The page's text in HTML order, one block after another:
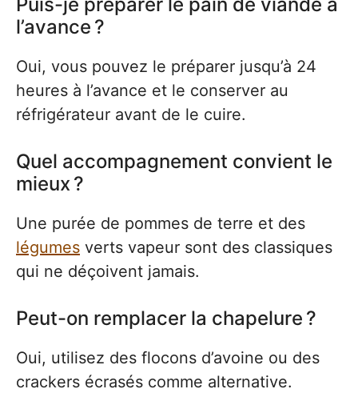
Puis-je préparer le pain de viande à
l’avance ?
Oui, vous pouvez le préparer jusqu’à 24
heures à l’avance et le conserver au
réfrigérateur avant de le cuire.
Quel accompagnement convient le
mieux ?
Une purée de pommes de terre et des
légumes verts vapeur sont des classiques
qui ne déçoivent jamais.
Peut-on remplacer la chapelure ?
Oui, utilisez des flocons d’avoine ou des
crackers écrasés comme alternative.